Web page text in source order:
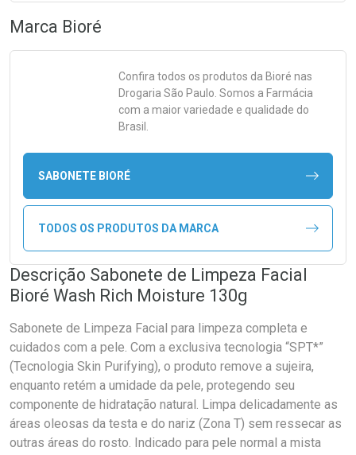
Marca Bioré
Confira todos os produtos da Bioré nas
Drogaria São Paulo. Somos a Farmácia
com a maior variedade e qualidade do
Brasil.
SABONETE BIORÉ
TODOS OS PRODUTOS DA MARCA
Descrição Sabonete de Limpeza Facial
Bioré Wash Rich Moisture 130g
Sabonete de Limpeza Facial para limpeza completa e
cuidados com a pele. Com a exclusiva tecnologia “SPT*”
(Tecnologia Skin Purifying), o produto remove a sujeira,
enquanto retém a umidade da pele, protegendo seu
componente de hidratação natural. Limpa delicadamente as
áreas oleosas da testa e do nariz (Zona T) sem ressecar as
outras áreas do rosto. Indicado para pele normal a mista